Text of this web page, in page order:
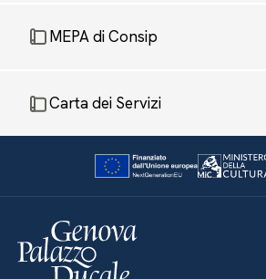
MEPA di Consip
Carta dei Servizi